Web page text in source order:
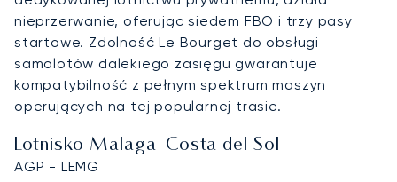
nieprzerwanie, oferując siedem FBO i trzy pasy
startowe. Zdolność Le Bourget do obsługi
samolotów dalekiego zasięgu gwarantuje
kompatybilność z pełnym spektrum maszyn
operujących na tej popularnej trasie.
Lotnisko Malaga-Costa del Sol
AGP - LEMG